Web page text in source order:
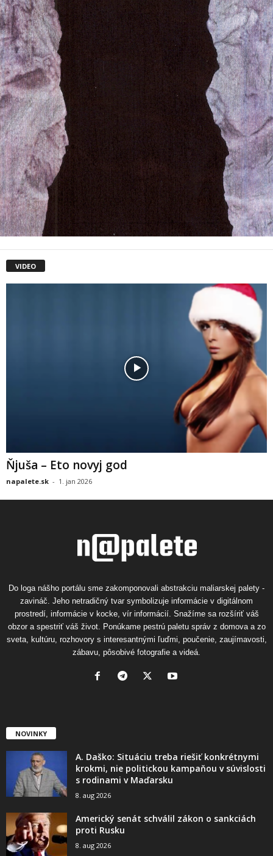
VIDEO
Ňjuša – Eto novyj god
napalete.sk - 1. jan 2026
Do loga nášho portálu sme zakomponovali abstrakciu maliarskej palety -
zavináč. Jeho netradičný tvar symbolizuje informácie v digitálnom
prostredí, informácie v kocke, vír informácií. Snažíme sa rozšíriť váš
obzor a spestriť váš život. Ponúkame pestrú paletu správ z domova a zo
sveta, kultúru, rozhovory s interesantnými ľuďmi, poučenie, zaujímavosti,
zábavu, pôsobivé fotografie a videá.
NOVINKY
A. Daško: Situáciu treba riešiť konkrétnymi
krokmi, nie politickou kampaňou v súvislosti
s rodinami v Maďarsku
8. aug 2026
Americký senát schválil zákon o sankciách
proti Rusku
8. aug 2026